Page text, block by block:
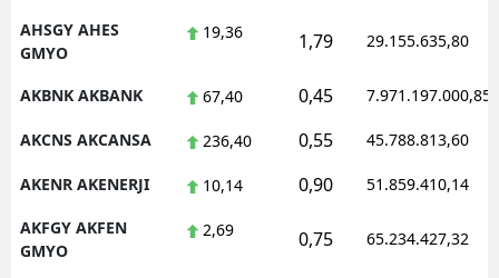
AHSGY AHES
GMYO
19,36 1,79 29.155.635,80
AKBNK AKBANK 67,40 0,45 7.971.197.000,85
AKCNS AKCANSA 236,40 0,55 45.788.813,60
AKENR AKENERJI 10,14 0,90 51.859.410,14
AKFGY AKFEN
GMYO
2,69 0,75 65.234.427,32